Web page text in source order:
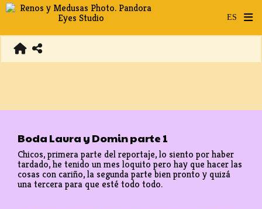
Boda Laura y Domin parte 1
Chicos, primera parte del reportaje, lo siento por haber
tardado, he tenido un mes loquito pero hay que hacer las
cosas con cariño, la segunda parte bien pronto y quizá
una tercera para que esté todo todo.